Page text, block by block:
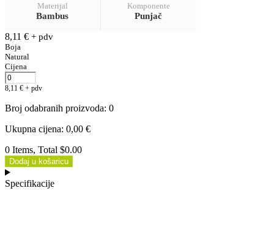
Materijal
Bambus
Komponente
Punjač
8,11 € + pdv
Boja
Natural
Cijena
8,11 € + pdv
Broj odabranih proizvoda: 0
Ukupna cijena: 0,00 €
0 Items, Total $0.00
Dodaj u košaricu
Specifikacije